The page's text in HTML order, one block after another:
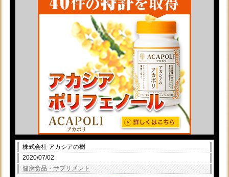
株式会社 アカシアの樹
2020/07/02
健康食品・サプリメント